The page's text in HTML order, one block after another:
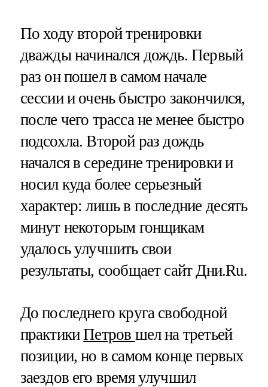
По ходу второй тренировки
дважды начинался дождь. Первый
раз он пошел в самом начале
сессии и очень быстро закончился,
после чего трасса не менее быстро
подсохла. Второй раз дождь
начался в середине тренировки и
носил куда более серьезный
характер: лишь в последние десять
минут некоторым гонщикам
удалось улучшить свои
результаты, сообщает сайт Дни.Ru.
До последнего круга свободной
практикиПетров шел на третьей
позиции, но в самом конце первых
заездов его время улучшил